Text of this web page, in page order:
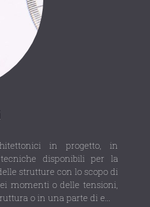
in progetto, in
disponibili per la
strutture con lo scopo di
momenti o delle tensioni,
o in una parte di e...